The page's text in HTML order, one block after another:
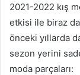
2021-2022 kış
etkisi ile biraz
önceki yıllarda
sezon yerini
moda parçaları: